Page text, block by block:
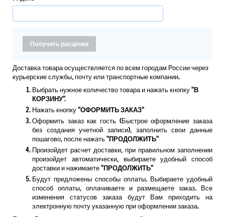
Получить расценки
Доставка товара осуществляется по всем городам России через
курьерские службы, почту или транспортные компании.
Выбрать нужное количество товара и нажать кнопку "В
КОРЗИНУ".
Нажать кнопку "ОФОРМИТЬ ЗАКАЗ"
Оформить заказ как гость (Быстрое оформление заказа
без создания учетной записи), заполнить свои данные
пошагово, после нажать "ПРОДОЛЖИТЬ"
Произойдет расчет доставки, при правильном заполнении
произойдет автоматически, выбираете удобный способ
доставки и нажимаете "ПРОДОЛЖИТЬ"
Будут предложены способы оплаты. Выбираете удобный
способ оплаты, оплачиваете и размещаете заказ. Все
изменения статусов заказа будут Вам приходить на
электронную почту указанную при оформлении заказа.